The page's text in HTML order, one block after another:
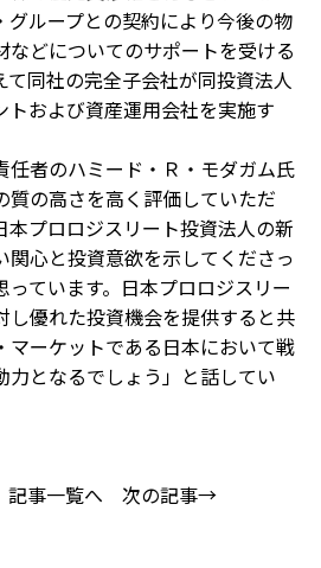
グループとの契約により今後の物
どについてのサポートを受ける
て同社の完全子会社が同投資法人
トおよび資産運用会社を実施す
者のハミード・Ｒ・モダガム氏
質の高さを高く評価していただ
本プロロジスリート投資法人の新
心と投資意欲を示してくださっ
ています。日本プロロジスリー
し優れた投資機会を提供すると共
マーケットである日本において戦
力となるでしょう」と話してい
記事一覧へ 次の記事→